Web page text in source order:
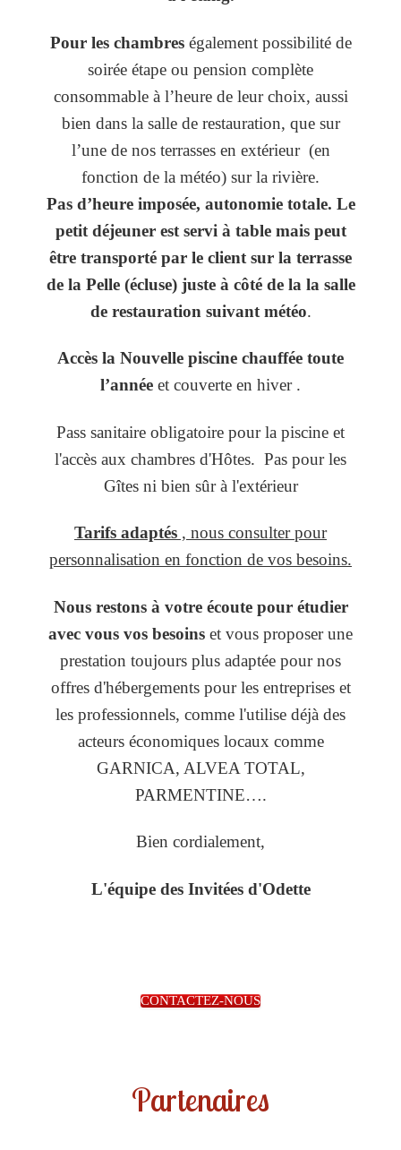
Pour les chambreségalement possibilité de
soirée étape ou pension complète
consommable à l’heure de leur choix, aussi
bien dans la salle de restauration, que sur
l’une de nos terrasses en extérieur (en
fonction de la météo) sur la rivière.
Pas d’heure imposée, autonomie totale. Le
petit déjeuner est servi à table mais peut
être transporté par le client sur la terrasse
de la Pelle (écluse) juste à côté de la la salle
de restauration suivant météo.
Accès la Nouvelle piscine chauffée toute
l’année et couverte en hiver .
Pass sanitaire obligatoire pour la piscine et
l'accès aux chambres d'Hôtes. Pas pour les
Gîtes ni bien sûr à l'extérieur
Tarifs adaptés , nous consulter pour
personnalisation en fonction de vos besoins.
Nous restons à votre écoute pour étudier
avec vous vos besoins et vous proposer une
prestation toujours plus adaptée pour nos
offres d'hébergements pour les entreprises et
les professionnels, comme l'utilise déjà des
acteurs économiques locaux comme
GARNICA, ALVEA TOTAL,
PARMENTINE….
Bien cordialement,
L'équipe des Invitées d'Odette
CONTACTEZ-NOUS
Partenaires